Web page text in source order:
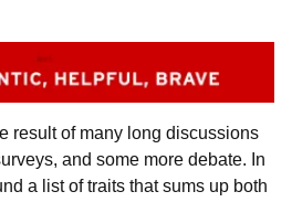
result of many long discussions
and some more debate. In
a list of traits that sums up both